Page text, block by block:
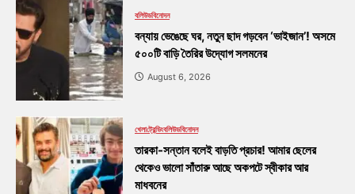
বলিউডবিনোদন
বন্যায় ভেঙেছে ঘর, নতুন ছাদ গড়বেন ‘ভাইজান’! অসমে
৫০০টি বাড়ি তৈরির উদ্যোগ সলমনের
August 6, 2026
খেলাট্রেন্ডিংবলিউডবিনোদন
তারকা-সন্তান বলেই বাড়তি প্রচার! আমার ছেলের
থেকেও ভালো সাঁতারু আছে অকপটে স্বীকার আর
মাধবনের